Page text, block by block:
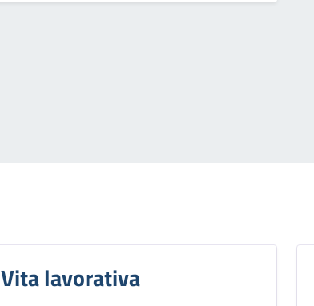
Vita lavorativa